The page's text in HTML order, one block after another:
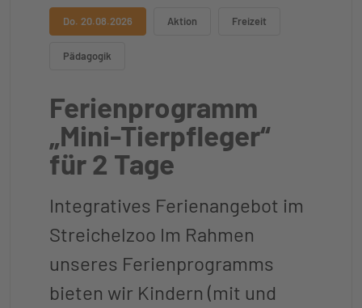
Do. 20.08.2026 Aktion Freizeit
Pädagogik
Ferienprogramm
„Mini-Tierpfleger“
für 2 Tage
Integratives Ferienangebot im
Streichelzoo Im Rahmen
unseres Ferienprogramms
bieten wir Kindern (mit und